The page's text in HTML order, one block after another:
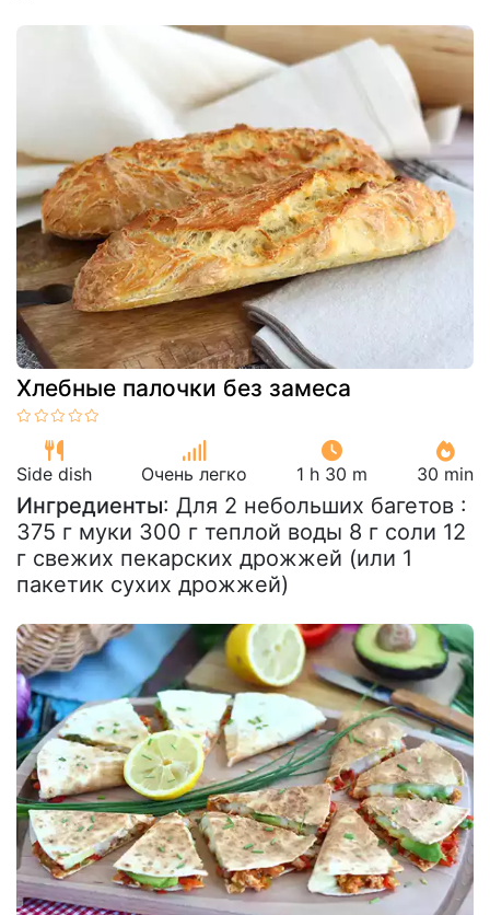
Хлебные палочки без замеса
Side dish Очень легко 1 h 30 m 30 min
Ингредиенты: Для 2 небольших багетов :
375 г муки 300 г теплой воды 8 г соли 12
г свежих пекарских дрожжей (или 1
пакетик сухих дрожжей)